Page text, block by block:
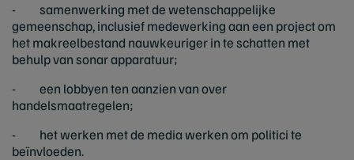
- samenwerking met de wetenschappelijke
gemeenschap, inclusief medewerking aan een project om
het makreelbestand nauwkeuriger in te schatten met
behulp van sonar apparatuur;
- een lobbyen ten aanzien van over
handelsmaatregelen;
- het werken met de media werken om politici te
beïnvloeden.